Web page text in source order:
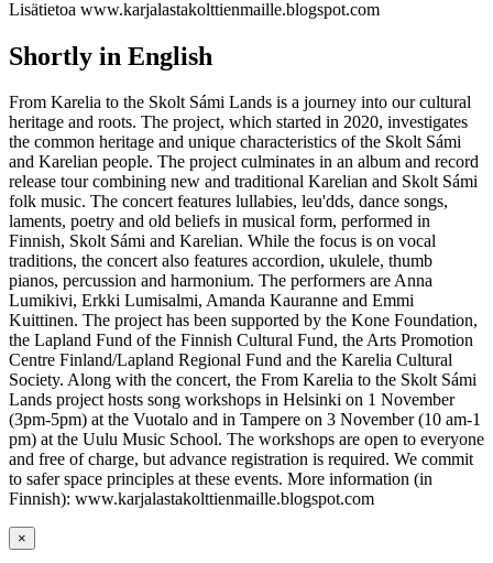
Lisätietoa www.karjalastakolttienmaille.blogspot.com
Shortly in English
From Karelia to the Skolt Sámi Lands is a journey into our cultural
heritage and roots. The project, which started in 2020, investigates
the common heritage and unique characteristics of the Skolt Sámi
and Karelian people. The project culminates in an album and record
release tour combining new and traditional Karelian and Skolt Sámi
folk music. The concert features lullabies, leu'dds, dance songs,
laments, poetry and old beliefs in musical form, performed in
Finnish, Skolt Sámi and Karelian. While the focus is on vocal
traditions, the concert also features accordion, ukulele, thumb
pianos, percussion and harmonium. The performers are Anna
Lumikivi, Erkki Lumisalmi, Amanda Kauranne and Emmi
Kuittinen. The project has been supported by the Kone Foundation,
the Lapland Fund of the Finnish Cultural Fund, the Arts Promotion
Centre Finland/Lapland Regional Fund and the Karelia Cultural
Society. Along with the concert, the From Karelia to the Skolt Sámi
Lands project hosts song workshops in Helsinki on 1 November
(3pm-5pm) at the Vuotalo and in Tampere on 3 November (10 am-1
pm) at the Uulu Music School. The workshops are open to everyone
and free of charge, but advance registration is required. We commit
to safer space principles at these events. More information (in
Finnish): www.karjalastakolttienmaille.blogspot.com
×